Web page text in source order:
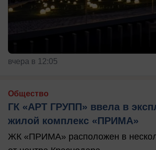
вчера в 12:05
Общество
ГК «АРТ ГРУПП» ввела в
жилой комплекс «ПРИМА»
ЖК «ПРИМА» расположен в